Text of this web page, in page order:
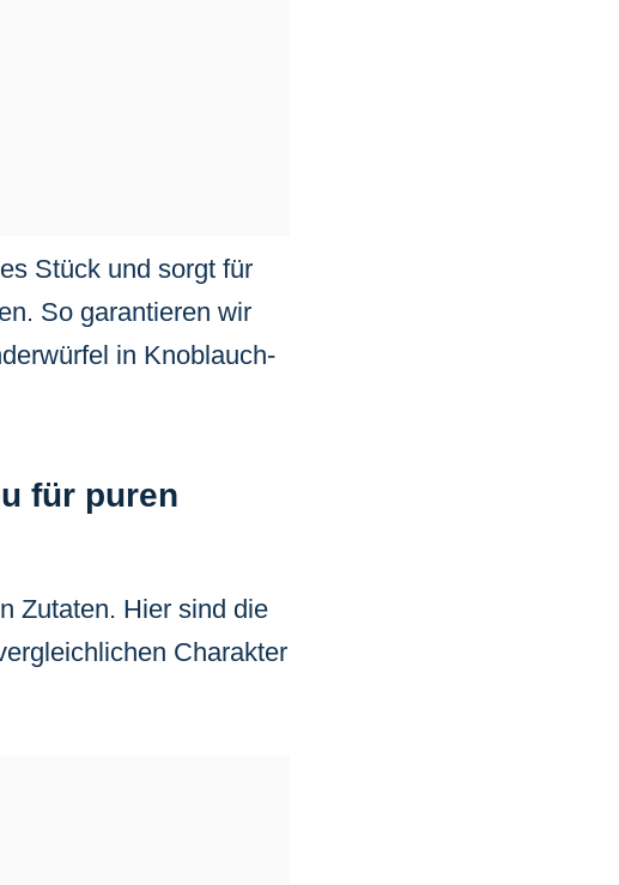
Stück und sorgt für
So garantieren wir
in Knoblauch-
für puren
Zutaten. Hier sind die
Charakter